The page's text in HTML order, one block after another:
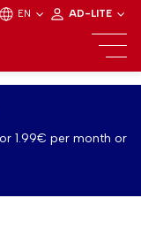
EN AD-LITE
1.99€ per month or